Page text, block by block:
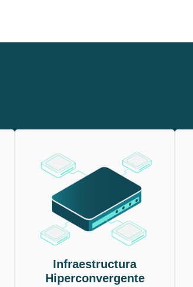
Infraestructura
Hiperconvergente